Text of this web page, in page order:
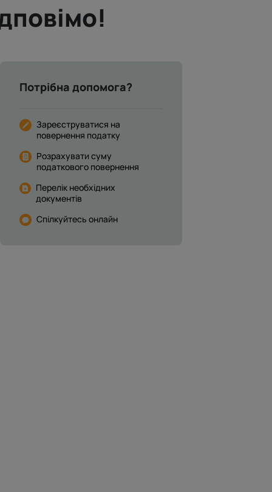
Потрібна допомога?
Зареєструватися на
повернення податку
Розрахувати суму
податкового повернення
Перелік необхідних
документів
Спілкуйтесь онлайн